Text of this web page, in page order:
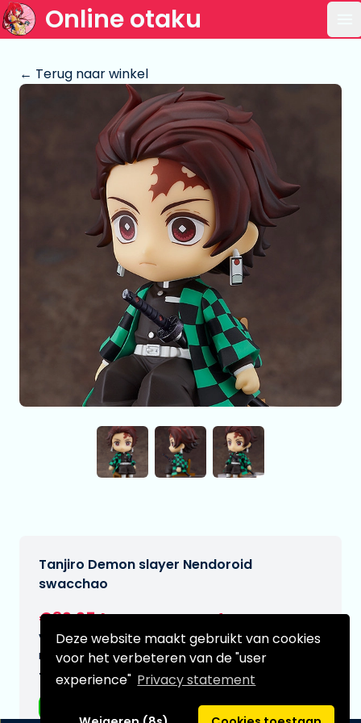
Deze website maakt gebruikt van cookies
voor het verbeteren van de "user
experience" Privacy statement
Online otaku
← Terug naar winkel
Tanjiro Demon slayer Nendoroid
swacchao
€39,95
Verwachtte leverdatum:
n.v.t.
Type: